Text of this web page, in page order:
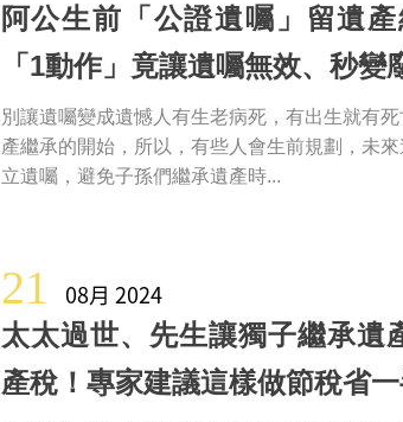
阿公生前「公證遺囑」留遺
「1動作」竟讓遺囑無效、秒變
別讓遺囑變成遺憾人有生老病死，有出生就有
產繼承的開始，所以，有些人會生前規劃，未
立遺囑，避免子孫們繼承遺產時...
21 08月 2024
太太過世、先生讓獨子繼承遺
產稅！專家建議這樣做節稅省